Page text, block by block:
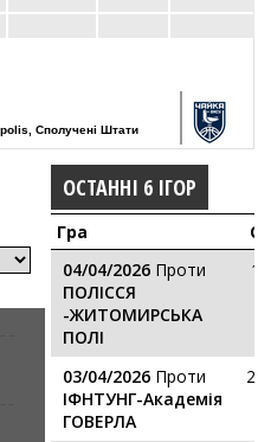
Сполучені Штати
ОСТАННІ 6 ІГОР
Гра
04/04/2026 Проти
ПОЛІССЯ
-ЖИТОМИРСЬКА
ПОЛІ
03/04/2026 Проти
ІФНТУНГ-Академія
ГОВЕРЛА